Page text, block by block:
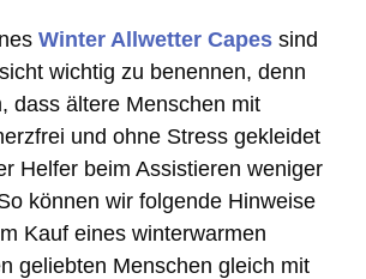
Winter Allwetter Capes sind
wichtig zu benennen, denn
dass ältere Menschen mit
und ohne Stress gekleidet
Helfer beim Assistieren weniger
können wir folgende Hinweise
Kauf eines winterwarmen
geliebten Menschen gleich mit